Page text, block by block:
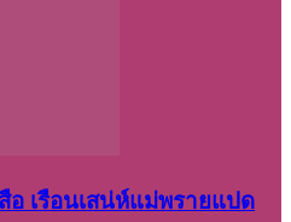
อ เรือนเสน่ห์แม่พรายแปด